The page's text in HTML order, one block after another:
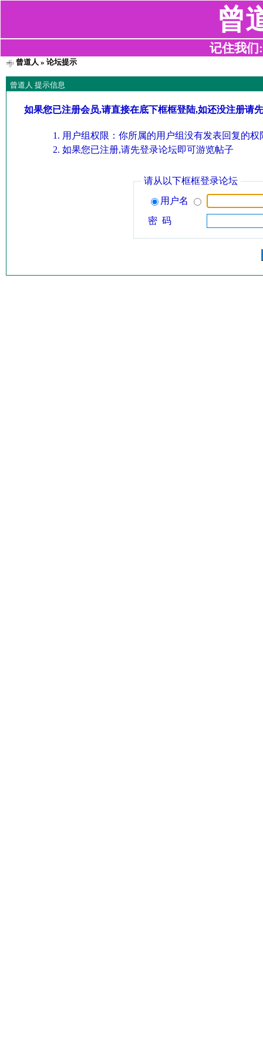
曾
记住我们
曾道人 » 论坛提示
曾道人 提示信息
如果您已注册会员,请直接在底下框框登陆,如还没注册请
用户组权限：你所属的用户组没有发表回复的权
如果您已注册,请先登录论坛即可游览帖子
请从以下框框登录论坛
用户名
密 码